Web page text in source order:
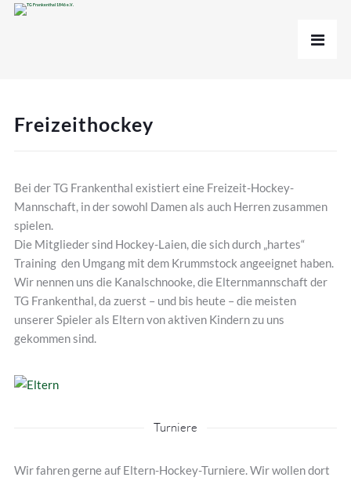
Freizeithockey
Bei der TG Frankenthal existiert eine Freizeit-Hockey-
Mannschaft, in der sowohl Damen als auch Herren zusammen
spielen.
Die Mitglieder sind Hockey-Laien, die sich durch „hartes“
Training den Umgang mit dem Krummstock angeeignet haben.
Wir nennen uns die Kanalschnooke, die Elternmannschaft der
TG Frankenthal, da zuerst – und bis heute – die meisten
unserer Spieler als Eltern von aktiven Kindern zu uns
gekommen sind.
Turniere
Wir fahren gerne auf Eltern-Hockey-Turniere. Wir wollen dort